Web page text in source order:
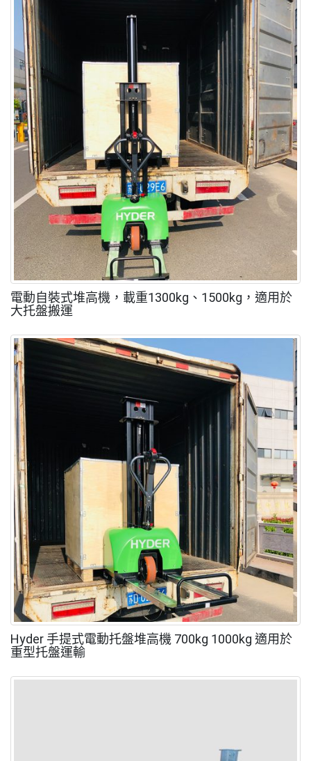
電動自裝式堆高機，載重1300kg、1500kg，適用於
大托盤搬運
Hyder 手提式電動托盤堆高機 700kg 1000kg 適用於
重型托盤運輸